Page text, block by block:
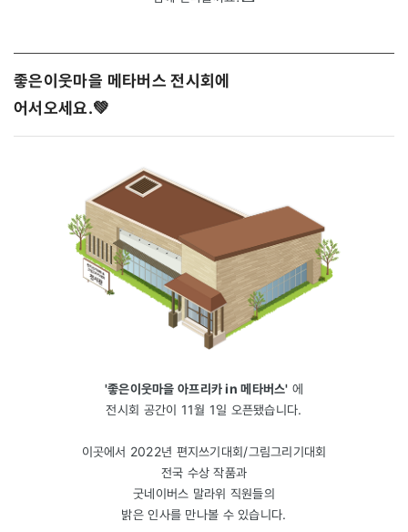
좋은이웃마을 메타버스 전시회에
어서오세요.💚
'좋은이웃마을 아프리카 in 메타버스' 에
전시회 공간이 11월 1일 오픈됐습니다.
이곳에서 2022년 편지쓰기대회/그림그리기대회
전국 수상 작품과
굿네이버스 말라위 직원들의
밝은 인사를 만나볼 수 있습니다.